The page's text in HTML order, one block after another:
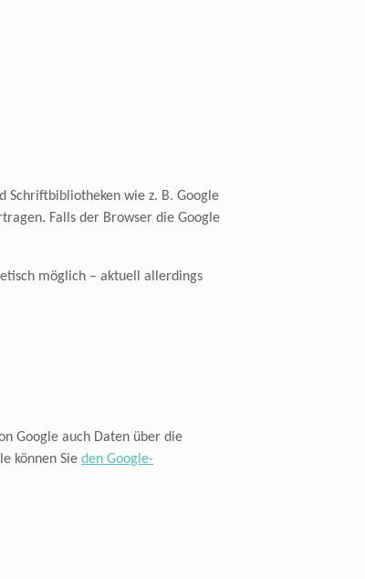
Schriftbibliotheken wie z. B. Google
Falls der Browser die Google
möglich – aktuell allerdings
Google auch Daten über die
können Sie den Google-